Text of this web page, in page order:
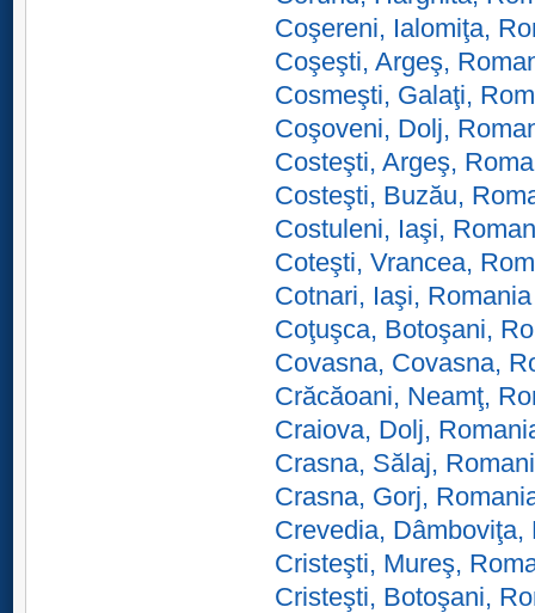
Coşereni, Ialomiţa,
Coşeşti, Argeş,
Cosmeşti, Galaţi,
Coşoveni, Dolj,
Costeşti, Argeş,
Costeşti, Buzău,
Costuleni, Iaşi,
Coteşti, Vrancea,
Cotnari, Iaşi, Romania
Coţuşca, Botoşani,
Covasna, Covasna,
Crăcăoani, Neamţ,
Craiova, Dolj,
Crasna, Sălaj,
Crasna, Gorj,
Crevedia, Dâmboviţa,
Cristeşti, Mureş,
Cristeşti, Botoşani,